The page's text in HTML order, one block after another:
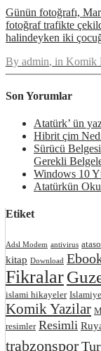
Günün fotoğrafı,
fotoğraf trafikte
halindeyken iki
By admin, in Komik
Son Yorumlar
Atatürk’ ün
Hibrit çim
Sürücü
Gerekli
Windows 10
Atatürkün
Etiket
Adsl Modem antivirus
kitap Download
Fikralar
islami hikayeler
Komik Yazilar
resimler Resimli
trabzonspor